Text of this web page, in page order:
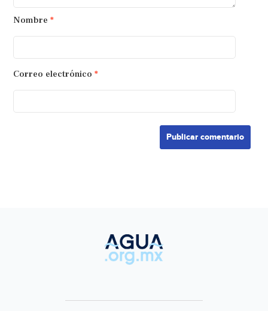
Nombre *
Correo electrónico *